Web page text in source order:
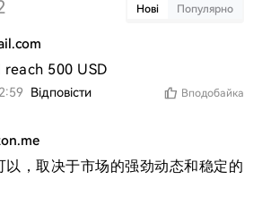
Нові Популярно
500 USD
Відповісти Вподобайка
以，取决于市场的强劲动态和稳定的